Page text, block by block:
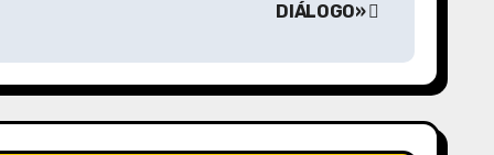
DIÁLOGO»